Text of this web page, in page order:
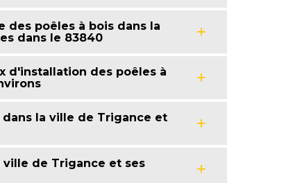
des poêles à bois dans la
dans le 83840
d'installation des poêles à
la ville de Trigance et
ville de Trigance et ses